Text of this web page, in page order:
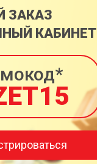
ЗАКАЗ
КАБИНЕТ